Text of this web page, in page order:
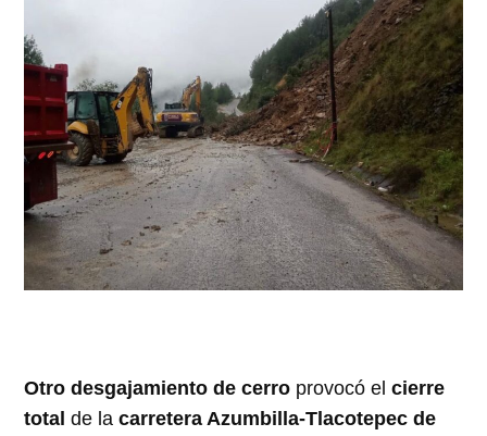
Otro desgajamiento de cerro provocó elcierre
total de lacarretera Azumbilla-Tlacotepec de